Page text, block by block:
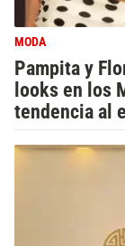
MODA
Pampita y
looks en los
tendencia al